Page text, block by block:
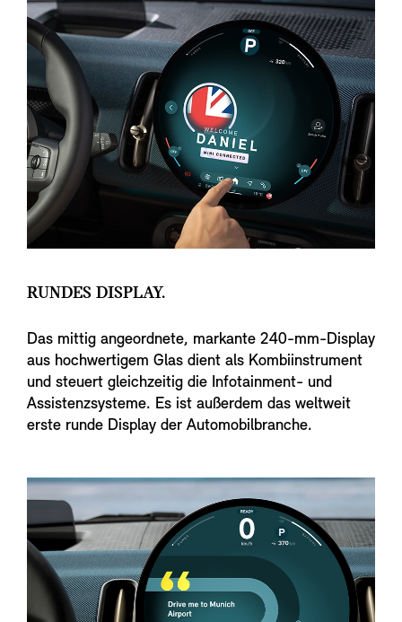
RUNDES DISPLAY.
Das mittig angeordnete, markante 240-mm-Display
aus hochwertigem Glas dient als Kombiinstrument
und steuert gleichzeitig die Infotainment- und
Assistenzsysteme. Es ist außerdem das weltweit
erste runde Display der Automobilbranche.